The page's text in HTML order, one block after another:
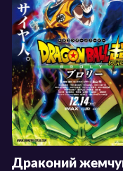
19677
8 47